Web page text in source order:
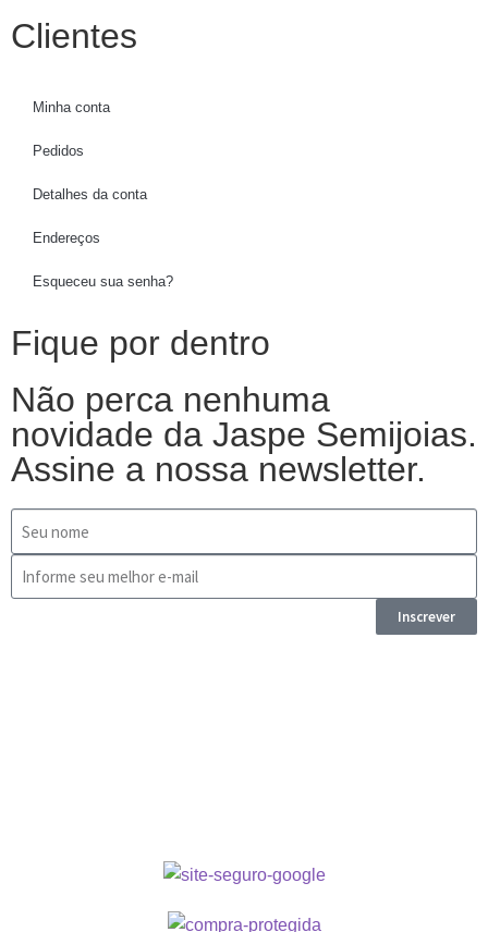
Clientes
Minha conta
Pedidos
Detalhes da conta
Endereços
Esqueceu sua senha?
Fique por dentro
Não perca nenhuma
novidade da Jaspe Semijoias.
Assine a nossa newsletter.
Inscrever